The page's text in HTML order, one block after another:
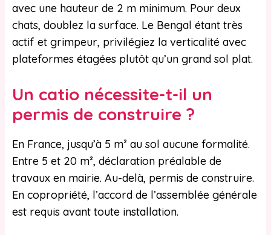
avec une hauteur de 2 m minimum. Pour deux
chats, doublez la surface. Le Bengal étant très
actif et grimpeur, privilégiez la verticalité avec
plateformes étagées plutôt qu’un grand sol plat.
Un catio nécessite-t-il un
permis de construire ?
En France, jusqu’à 5 m² au sol aucune formalité.
Entre 5 et 20 m², déclaration préalable de
travaux en mairie. Au-delà, permis de construire.
En copropriété, l’accord de l’assemblée générale
est requis avant toute installation.